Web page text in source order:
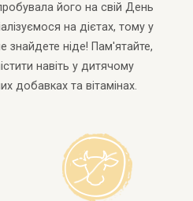
його на свій День
на дієтах, тому у
знайдете ніде! Пам'ятайте,
навіть у дитячому
добавках та вітамінах.